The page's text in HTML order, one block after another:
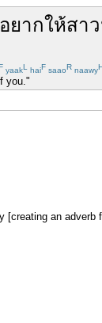
อยากให้สา
yaakL haiF saaoR naawy
you."
an adverb